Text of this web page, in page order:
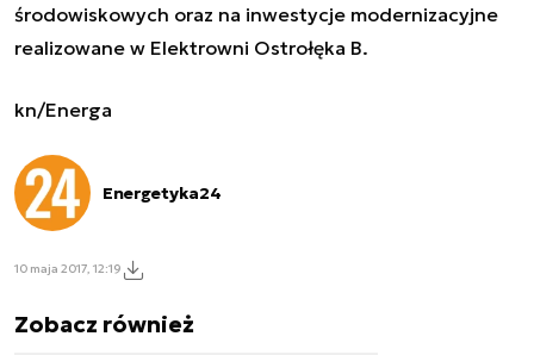
środowiskowych oraz na inwestycje modernizacyjne
realizowane w Elektrowni Ostrołęka B.
kn/Energa
Energetyka24
10 maja 2017, 12:19
Zobacz również